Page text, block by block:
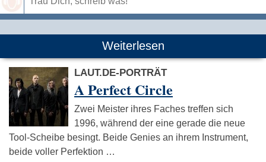
Weiterlesen
LAUT.DE-PORTRÄT
A Perfect Circle
Zwei Meister ihres Faches treffen sich
1996, während der eine gerade die neue
Tool-Scheibe besingt. Beide Genies an ihrem Instrument,
beide voller Perfektion …